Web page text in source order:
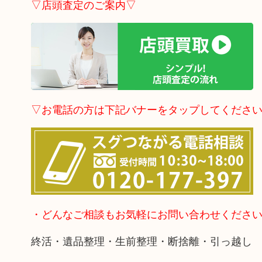
▽店頭査定のご案内▽
▽お電話の方は下記バナーをタップしてくださ
・どんなご相談もお気軽にお問い合わせください
終活・遺品整理・生前整理・断捨離・引っ越し